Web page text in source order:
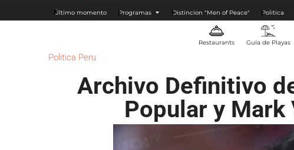
Último momento Programas Distincion "Men of Peace" Politica
Restaurants Guía de Playas
Politica Peru
Archivo Definitivo
Popular y Mark